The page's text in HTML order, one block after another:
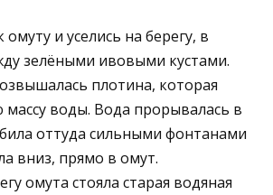
и уселись на берегу, в
зелёными ивовыми кустами.
плотина, которая
воды. Вода прорывалась в
оттуда сильными фонтанами
вниз, прямо в омут.
омута стояла старая водяная